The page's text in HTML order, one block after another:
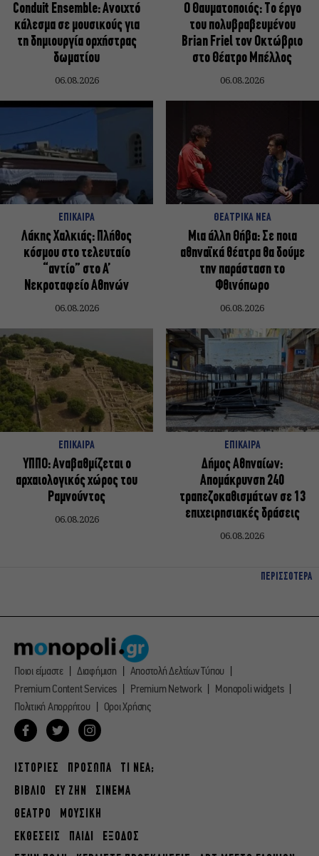
Conduit Ensemble: Ανοιχτό
κάλεσμα σε μουσικούς για
τη δημιουργία ορχήστρας
δωματίου
06.08.2026
Ο Θαυματοποιός: Το έργο
του πολυβραβευμένου
Brian Friel τον Οκτώβριο
στο Θέατρο Μπέλλος
06.08.2026
ΕΠΙΚΑΙΡΑ
Λάκης Χαλκιάς: Πλήθος
κόσμου στο τελευταίο
“αντίο” στο Α’
Νεκροταφείο Αθηνών
06.08.2026
ΘΕΑΤΡΙΚΑ ΝΕΑ
Μια άλλη Θήβα: Σε ποια
αθηναϊκά θέατρα θα δούμε
την παράσταση το
Φθινόπωρο
06.08.2026
ΕΠΙΚΑΙΡΑ
ΥΠΠΟ: Αναβαθμίζεται ο
αρχαιολογικός χώρος του
Ραμνούντος
06.08.2026
ΕΠΙΚΑΙΡΑ
Δήμος Αθηναίων:
Απομάκρυνση 240
τραπεζοκαθισμάτων σε 13
επιχειρησιακές δράσεις
06.08.2026
ΠΕΡΙΣΣΟΤΕΡΑ
Ποιοι είμαστε Διαφήμιση
Αποστολή Δελτίων Τύπου
Premium Content Services
Premium Network
Monopoli widgets
Πολιτική Απορρήτου
Οροι Χρήσης
ΙΣΤΟΡΙΕΣ ΠΡΟΣΩΠΑ
ΤΙ ΝΕΑ;
ΒΙΒΛΙΟ
ΕΥ ΖΗΝ
ΣΙΝΕΜΑ
ΘΕΑΤΡΟ
ΜΟΥΣΙΚΗ
ΕΚΘΕΣΕΙΣ
ΠΑΙΔΙ
ΕΞΟΔΟΣ